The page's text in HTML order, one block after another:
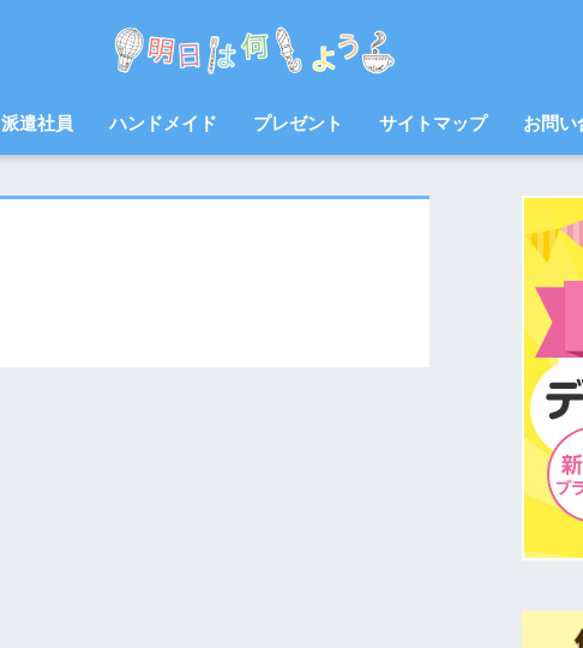
派遣社員 ハンドメイド プレゼント サイトマップ お問い